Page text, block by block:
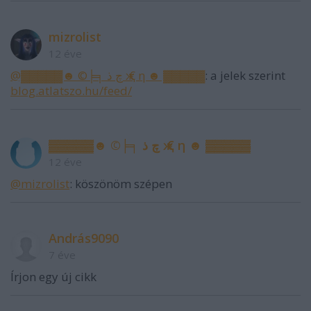
mizrolist
@▓▓▓▓▓☻ ©╞╕ چ ذ җ € η ☻ ▓▓▓▓▓: a jelek szerint
blog.atlatszo.hu/feed/
▓▓▓▓▓☻ ©╞╕ چ ذ җ € η ☻ ▓▓▓▓▓
@mizrolist: köszönöm szépen
András9090
Írjon egy új cikk